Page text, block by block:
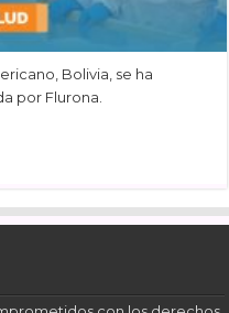
Bolivia, se ha
por Flurona.